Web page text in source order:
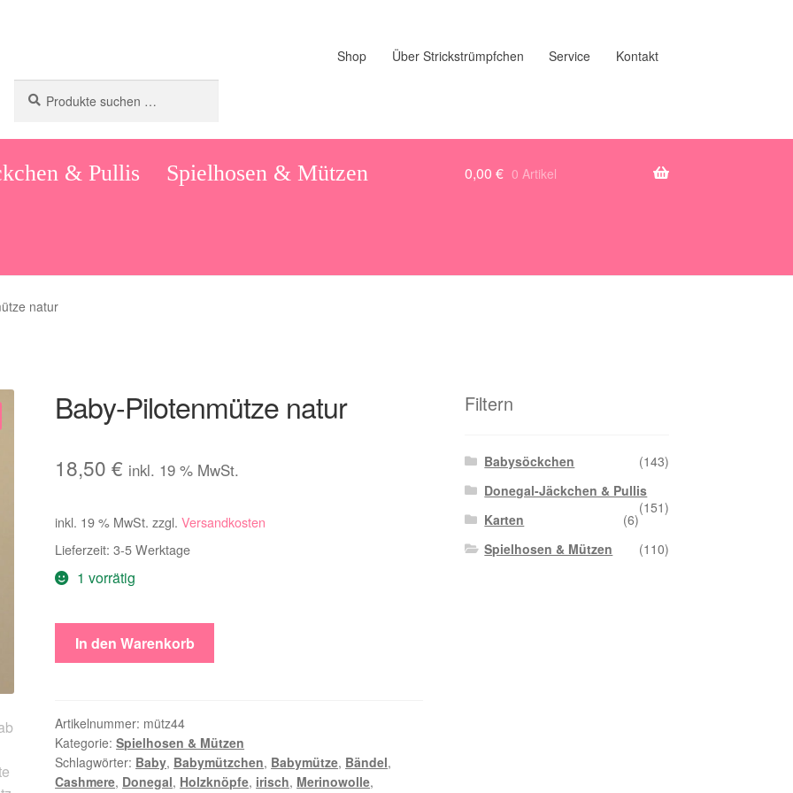
Shop Über Strickstrümpfchen Service
Kontakt
nach:
& Pullis Spielhosen & Mützen 0,00 € 0 Artikel
natur
Baby-Pilotenmütze natur
18,50€ inkl. 19 % MwSt.
inkl. 19 % MwSt. zzgl.Versandkosten
Lieferzeit:3-5 Werktage
1 vorrätig
Baby-
Pilotenmütze
In den Warenkorb
Artikelnummer: mütz44
Kategorie:Spielhosen & Mützen
Schlagwörter: Baby, Babymützchen, Babymütze, Bändel,
Cashmere, Donegal, Holzknöpfe, irisch, Merinowolle,
Filtern
Babysöckchen
(143)
Donegal-Jäckchen & Pullis
(151)
Karten
(6)
Spielhosen & Mützen
(110)